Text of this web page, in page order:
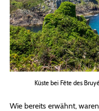
Küste bei Fête des
Wie bereits erwähnt,